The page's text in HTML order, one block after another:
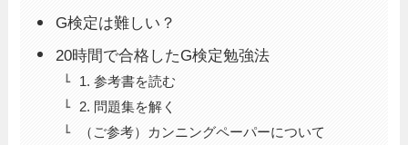
G検定は難しい？
20時間で合格したG検定勉強法
1. 参考書を読む
2. 問題集を解く
（ご参考）カンニングペーパーについて